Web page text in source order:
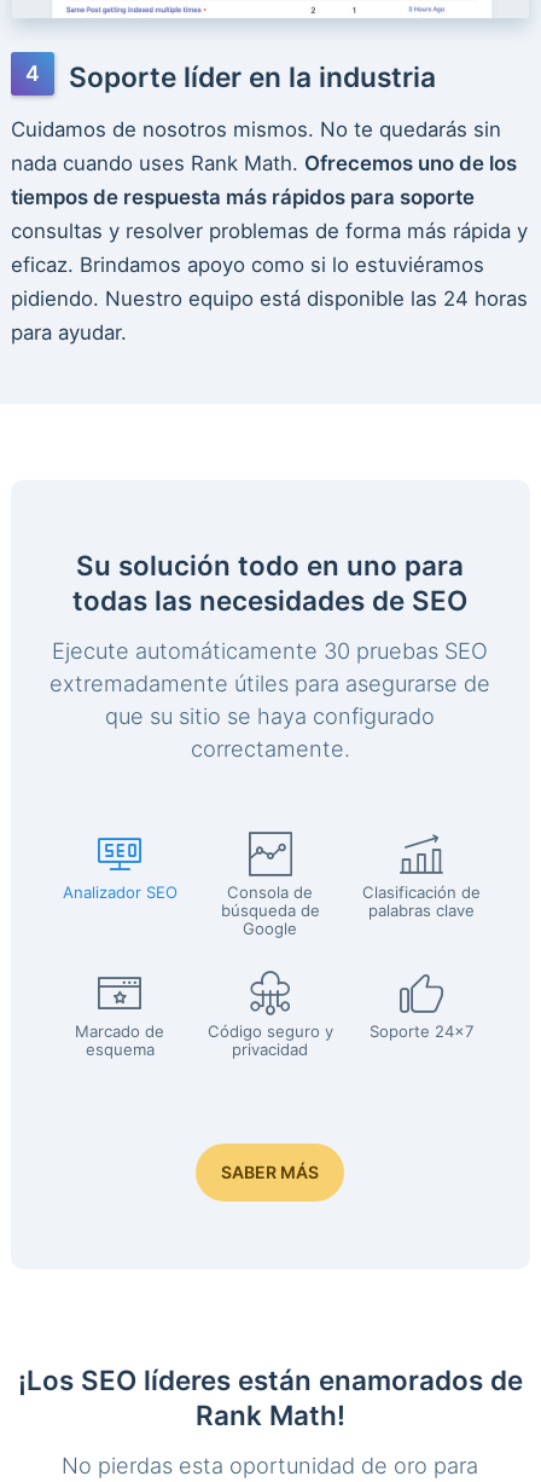
Soporte líder en la industria
Cuidamos de nosotros mismos. No te quedarás sin
nada cuando uses Rank Math. Ofrecemos uno de los
tiempos de respuesta más rápidos para soporte
consultas y resolver problemas de forma más rápida y
eficaz. Brindamos apoyo como si lo estuviéramos
pidiendo. Nuestro equipo está disponible las 24 horas
para ayudar.
Su solución todo en uno para
todas las necesidades de SEO
Ejecute automáticamente 30 pruebas SEO
extremadamente útiles para asegurarse de
que su sitio se haya configurado
correctamente.
Analizador SEO
Consola de
búsqueda de
Google
Clasificación de
palabras clave
Marcado de
esquema
Código seguro y
privacidad
Soporte 24x7
SABER MÁS
¡Los SEO líderes están enamorados de
Rank Math!
No pierdas esta oportunidad de oro para